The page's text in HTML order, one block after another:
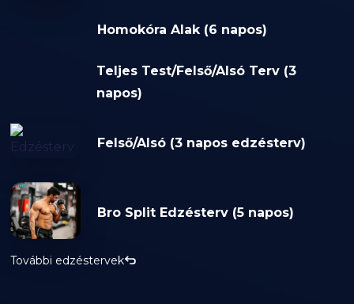
Homokóra Alak (6 napos)
Teljes Test/Felső/Alsó Terv (3
napos)
Felső/Alsó (3 napos edzésterv)
Bro Split Edzésterv (5 napos)
További edzéstervek